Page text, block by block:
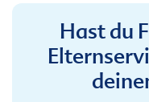
Hast du